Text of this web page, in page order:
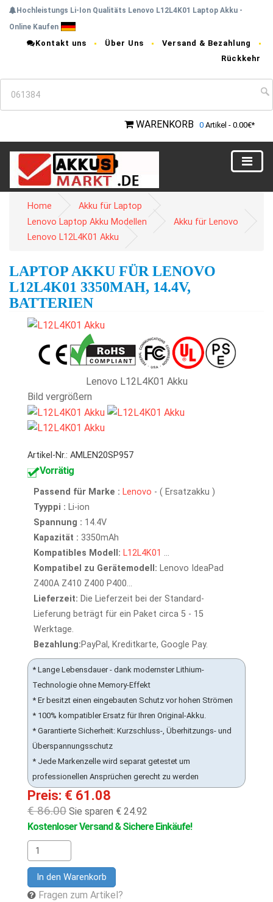
Hochleistungs Li-Ion Qualitäts Lenovo L12L4K01 Laptop Akku -
Online Kaufen
Kontakt uns Über Uns
Versand & Bezahlung
Rückkehr
WARENKORB 0 Artikel - 0.00€*
Home
Akku für Laptop
Lenovo Laptop Akku Modellen
Akku für Lenovo
Lenovo L12L4K01 Akku
LAPTOP AKKU FÜR LENOVO
L12L4K01 3350MAH, 14.4V,
BATTERIEN
Lenovo L12L4K01 Akku
Bild vergrößern
Artikel-Nr.: AMLEN20SP957
Vorrätig
Passend für Marke : Lenovo - ( Ersatzakku )
Tyyppi : Li-ion
Spannung : 14.4V
Kapazität : 3350mAh
Kompatibles Modell: L12L4K01 ...
Kompatibel zu Gerätemodell: Lenovo IdeaPad
Z400A Z410 Z400 P400...
Lieferzeit: Die Lieferzeit bei der Standard-
Lieferung beträgt für ein Paket circa 5 - 15
Werktage.
Bezahlung:PayPal, Kreditkarte, Google Pay.
* Lange Lebensdauer - dank modernster Lithium-
Technologie ohne Memory-Effekt
* Er besitzt einen eingebauten Schutz vor hohen Strömen
* 100% kompatibler Ersatz für Ihren Original-Akku.
* Garantierte Sicherheit: Kurzschluss-, Überhitzungs- und
Überspannungsschutz
* Jede Markenzelle wird separat getestet um
professionellen Ansprüchen gerecht zu werden
Preis: € 61.08
€ 86.00 Sie sparen € 24.92
Kostenloser Versand & Sichere Einkäufe!
In den Warenkorb
Fragen zum Artikel?